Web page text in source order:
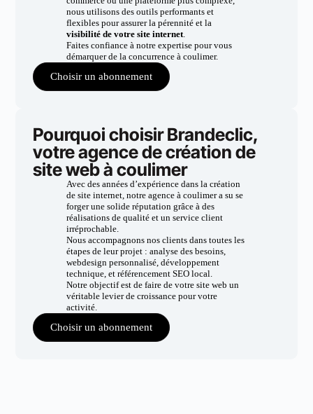
nous utilisons des outils performants et
flexibles pour assurer la pérennité et la
visibilité de votre site internet.
Faites confiance à notre expertise pour vous
démarquer de la concurrence à coulimer.
Choisir un abonnement
Pourquoi choisir Brandeclic,
votre agence de création de
site web à coulimer
Avec des années d’expérience dans la création
de site internet, notre agence à coulimer a su se
forger une solide réputation grâce à des
réalisations de qualité et un service client
irréprochable.
Nous accompagnons nos clients dans toutes les
étapes de leur projet : analyse des besoins,
webdesign personnalisé, développement
technique, et référencement SEO local.
Notre objectif est de faire de votre site web un
véritable levier de croissance pour votre
activité.
Choisir un abonnement